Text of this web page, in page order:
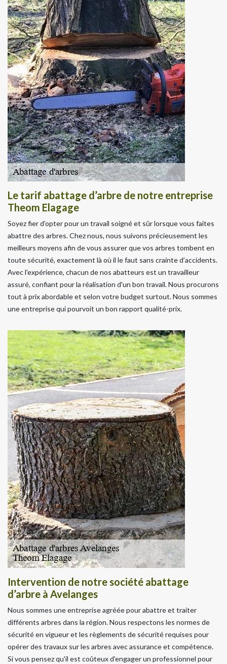
Le tarif abattage d’arbre de notre entreprise
Theom Elagage
Soyez fier d’opter pour un travail soigné et sûr lorsque vous faites
abattre des arbres. Chez nous, nous suivons précieusement les
meilleurs moyens afin de vous assurer que vos arbres tombent en
toute sécurité, exactement là où il le faut sans crainte d’accidents.
Avec l'expérience, chacun de nos abatteurs est un travailleur
assuré, confiant pour la réalisation d'un bon travail. Nous procurons
tout à prix abordable et selon votre budget surtout. Nous sommes
une entreprise qui pourvoit un bon rapport qualité-prix.
Intervention de notre société abattage
d’arbre à Avelanges
Nous sommes une entreprise agréée pour abattre et traiter
différents arbres dans la région. Nous respectons les normes de
sécurité en vigueur et les règlements de sécurité requises pour
opérer des travaux sur les arbres avec assurance et compétence.
Si vous pensez qu'il est coûteux d'engager un professionnel pour